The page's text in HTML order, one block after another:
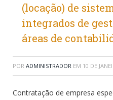
(locação) de
integrados de
áreas de
POR ADMINISTRADOR EM 10 DE
Contratação de empresa